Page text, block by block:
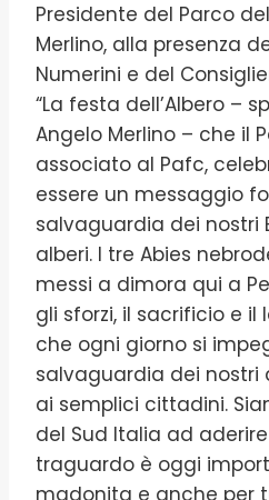
Presidente del Parco
Merlino, alla presenza
Numerini e del
“La festa dell’Albero –
Angelo Merlino – che il
associato al Pafc,
essere un messaggio
salvaguardia dei nostri
alberi. I tre Abies
messi a dimora qui a
gli sforzi, il sacrificio e
che ogni giorno si
salvaguardia dei nostri
ai semplici cittadini.
del Sud Italia ad
traguardo è oggi
madonita e anche per